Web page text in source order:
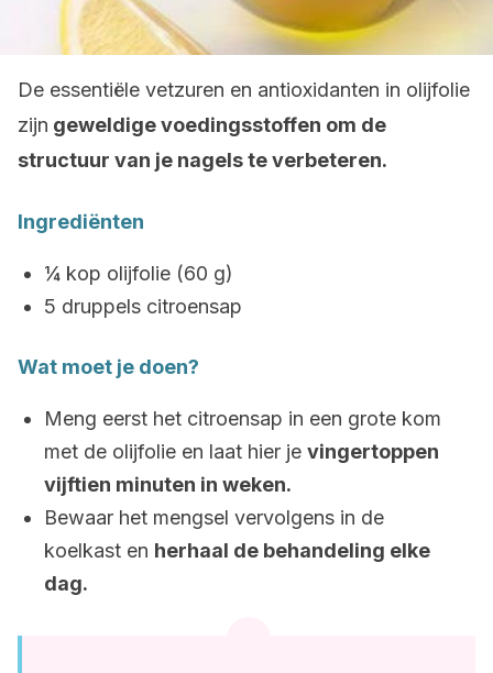
De essentiële vetzuren en antioxidanten in olijfolie
zijn geweldige voedingsstoffen om de
structuur van je nagels te verbeteren.
Ingrediënten
¼ kop olijfolie (60 g)
5 druppels citroensap
Wat moet je doen?
Meng eerst het citroensap in een grote kom
met de olijfolie en laat hier je vingertoppen
vijftien minuten in weken.
Bewaar het mengsel vervolgens in de
koelkast en herhaal de behandeling elke
dag.